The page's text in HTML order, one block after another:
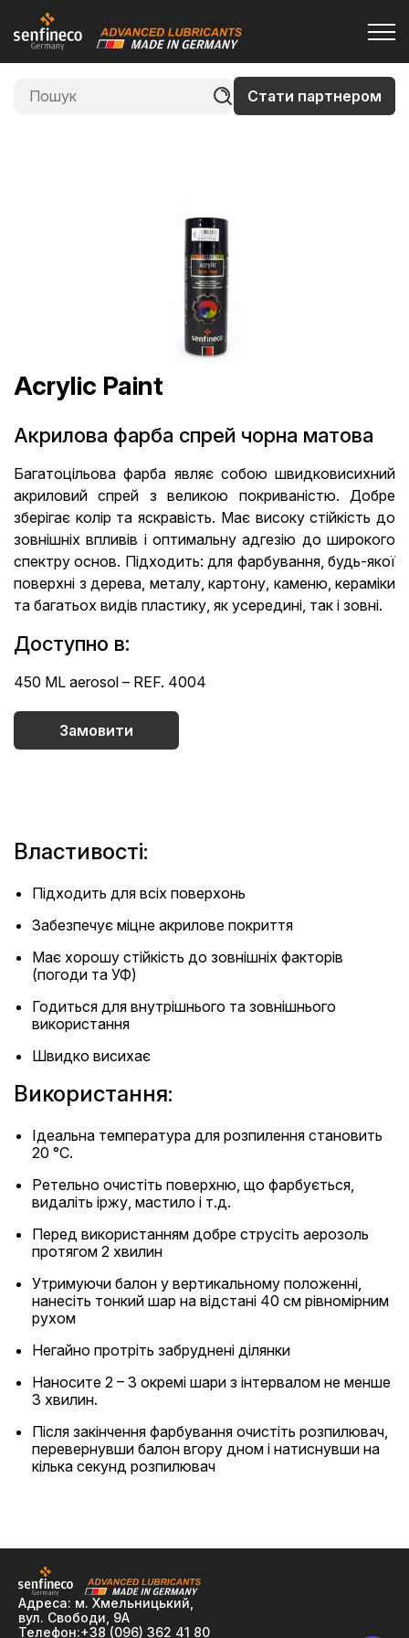
Стати партнером
Acrylic Paint
Акрилова фарба спрей чорна матова
Багатоцільова фарба являє собою швидковисихний
акриловий спрей з великою покриваністю. Добре
зберігає колір та яскравість. Має високу стійкість до
зовнішніх впливів і оптимальну адгезію до широкого
спектру основ. Підходить: для фарбування, будь-якої
поверхні з дерева, металу, картону, каменю, кераміки
та багатьох видів пластику, як усередині, так і зовні.
Доступно в:
450 ML aerosol – REF. 4004
Замовити
Властивості:
Підходить для всіх поверхонь
Забезпечує міцне акрилове покриття
Має хорошу стійкість до зовнішніх факторів
(погоди та УФ)
Годиться для внутрішнього та зовнішнього
використання
Швидко висихає
Використання:
Ідеальна температура для розпилення становить
20 °C.
Ретельно очистіть поверхню, що фарбується,
видаліть іржу, мастило і т.д.
Перед використанням добре струсіть аерозоль
протягом 2 хвилин
Утримуючи балон у вертикальному положенні,
нанесіть тонкий шар на відстані 40 см рівномірним
рухом
Негайно протріть забруднені ділянки
Наносите 2 – 3 окремі шари з інтервалом не менше
3 хвилин.
Після закінчення фарбування очистіть розпилювач,
перевернувши балон вгору дном і натиснувши на
кілька секунд розпилювач
Адреса: м. Хмельницький,
вул. Свободи, 9А
Телефон:+38 (096) 362 41 80